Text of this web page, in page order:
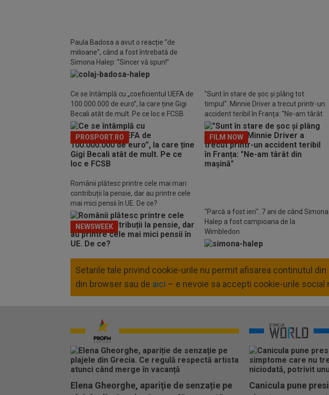
Paula Badosa a avut o reacție ”de
milioane”, când a fost întrebată de
Simona Halep: ”Sincer vă spun!”
Ce se întâmplă cu „coeficientul UEFA de
100.000.000 de euro”, la care ține Gigi
Becali atât de mult. Pe ce loc e FCSB
PROSPORT.RO
"Sunt în stare de șoc și plâng tot
timpul". Minnie Driver a trecut printr-un
accident teribil în Franța: "Ne-am târât
din mașină"
FILM NOW
Românii plătesc printre cele mai mari
contribuții la pensie, dar au printre cele
mai mici pensii în UE. De ce?
NEWSWEEK
"Parcă a fost ieri". 7 ani de când Simona
Halep a fost campioana de la
Wimbledon
Setarile tale privind cookie-urile nu permit afisarea continutul
din browser sau de aici – e nevoie sa accepti cookie-urile social
Elena Gheorghe, apariție de senzație pe
Canicula pune